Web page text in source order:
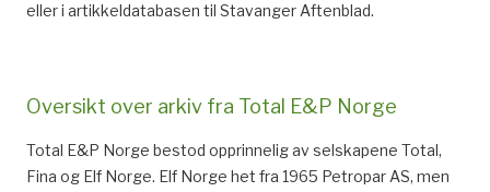
eller i artikkeldatabasen til Stavanger Aftenblad.
Oversikt over arkiv fra Total E&P Norge
Total E&P Norge bestod opprinnelig av selskapene Total,
Fina og Elf Norge. Elf Norge het fra 1965 Petropar AS, men